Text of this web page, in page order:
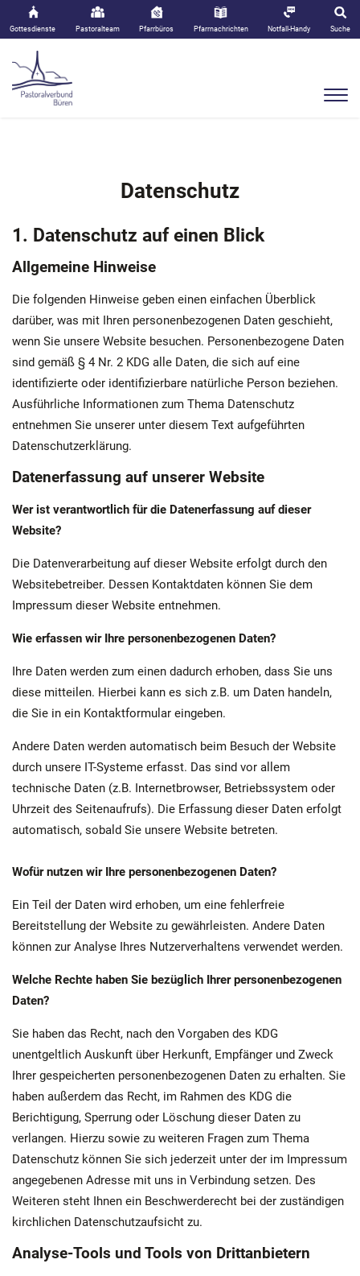
Gottesdienste Pastoralteam Pfarrbüros Pfarrnachrichten Notfall-Handy Suche
Datenschutz
1. Datenschutz auf einen Blick
Allgemeine Hinweise
Die folgenden Hinweise geben einen einfachen Überblick
darüber, was mit Ihren personenbezogenen Daten geschieht,
wenn Sie unsere Website besuchen. Personenbezogene Daten
sind gemäß § 4 Nr. 2 KDG alle Daten, die sich auf eine
identifizierte oder identifizierbare natürliche Person beziehen.
Ausführliche Informationen zum Thema Datenschutz
entnehmen Sie unserer unter diesem Text aufgeführten
Datenschutzerklärung.
Datenerfassung auf unserer Website
Wer ist verantwortlich für die Datenerfassung auf dieser
Website?
Die Datenverarbeitung auf dieser Website erfolgt durch den
Websitebetreiber. Dessen Kontaktdaten können Sie dem
Impressum dieser Website entnehmen.
Wie erfassen wir Ihre personenbezogenen Daten?
Ihre Daten werden zum einen dadurch erhoben, dass Sie uns
diese mitteilen. Hierbei kann es sich z.B. um Daten handeln,
die Sie in ein Kontaktformular eingeben.
Andere Daten werden automatisch beim Besuch der Website
durch unsere IT-Systeme erfasst. Das sind vor allem
technische Daten (z.B. Internetbrowser, Betriebssystem oder
Uhrzeit des Seitenaufrufs). Die Erfassung dieser Daten erfolgt
automatisch, sobald Sie unsere Website betreten.
Wofür nutzen wir Ihre personenbezogenen Daten?
Ein Teil der Daten wird erhoben, um eine fehlerfreie
Bereitstellung der Website zu gewährleisten. Andere Daten
können zur Analyse Ihres Nutzerverhaltens verwendet werden.
Welche Rechte haben Sie bezüglich Ihrer personenbezogenen
Daten?
Sie haben das Recht, nach den Vorgaben des KDG
unentgeltlich Auskunft über Herkunft, Empfänger und Zweck
Ihrer gespeicherten personenbezogenen Daten zu erhalten. Sie
haben außerdem das Recht, im Rahmen des KDG die
Berichtigung, Sperrung oder Löschung dieser Daten zu
verlangen. Hierzu sowie zu weiteren Fragen zum Thema
Datenschutz können Sie sich jederzeit unter der im Impressum
angegebenen Adresse mit uns in Verbindung setzen. Des
Weiteren steht Ihnen ein Beschwerderecht bei der zuständigen
kirchlichen Datenschutzaufsicht zu.
Analyse-Tools und Tools von Drittanbietern